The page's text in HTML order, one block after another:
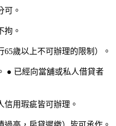
可。
拘。
歲以上不可辦理的限制）。
● 已經向當舖或私人借貸者
信用瑕疵皆可辦理。